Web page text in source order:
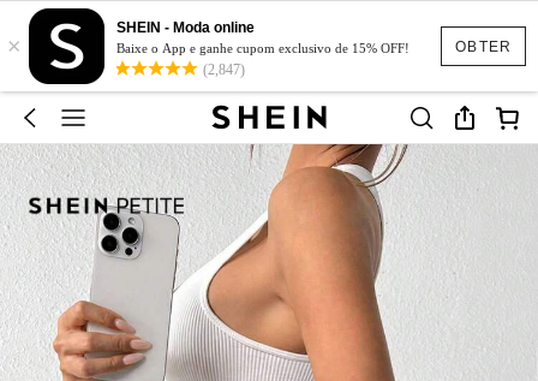
OBTER
×
SHEIN - Moda online
Baixe o App e ganhe cupom exclusivo de 15% OFF!
(2,847)